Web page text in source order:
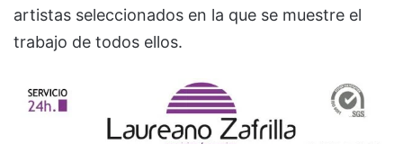
artistas seleccionados en la que se muestre el
trabajo de todos ellos.